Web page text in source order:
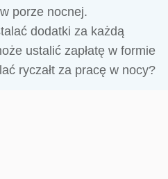
porze nocnej.
dodatki za każdą
ustalić zapłatę w formie
ryczałt za pracę w nocy?